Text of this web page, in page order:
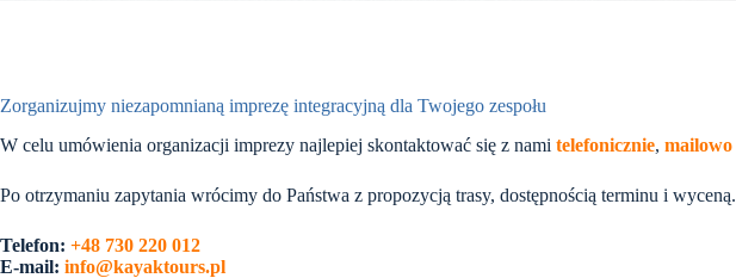
Zorganizujmy niezapomnianą imprezę integracyjną dla Twojego zespołu
W celu umówienia organizacji imprezy najlepiej skontaktować się z nami telefonicznie, mailowo
Po otrzymaniu zapytania wrócimy do Państwa z propozycją trasy, dostępnością terminu i wyceną.
Telefon: +48 730 220 012
E-mail: info@kayaktours.pl